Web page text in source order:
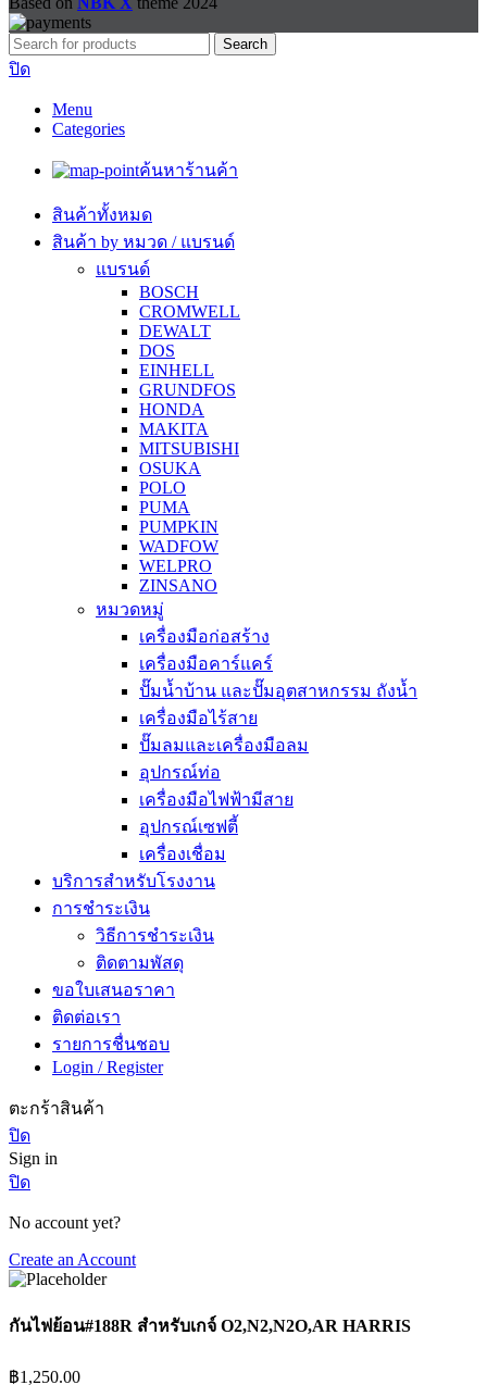
Search
ปิด
Menu
Categories
ค้นหาร้านค้า
สินค้าทั้งหมด
สินค้า by หมวด / แบรนด์
แบรนด์
BOSCH
CROMWELL
DEWALT
DOS
EINHELL
GRUNDFOS
HONDA
MAKITA
MITSUBISHI
OSUKA
POLO
PUMA
PUMPKIN
WADFOW
WELPRO
ZINSANO
หมวดหมู่
เครื่องมือก่อสร้าง
เครื่องมือคาร์แคร์
ปั๊มน้ำบ้าน และปั๊มอุตสาหกรรม ถังน้ำ
เครื่องมือไร้สาย
ปั๊มลมและเครื่องมือลม
อุปกรณ์ท่อ
เครื่องมือไฟฟ้ามีสาย
อุปกรณ์เซฟตี้
เครื่องเชื่อม
บริการสำหรับโรงงาน
การชำระเงิน
วิธีการชำระเงิน
ติดตามพัสดุ
ขอใบเสนอราคา
ติดต่อเรา
รายการชื่นชอบ
Login / Register
ตะกร้าสินค้า
ปิด
Sign in
ปิด
No account yet?
Create an Account
กันไฟย้อน#188R สำหรับเกจ์ O2,N2,N2O,AR HARRIS
฿1,250.00